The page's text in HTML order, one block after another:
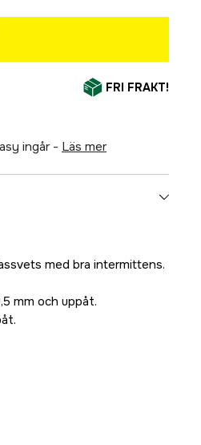
FRI FRAKT!
ingår - läs mer
med bra intermittens.
mm och uppåt.